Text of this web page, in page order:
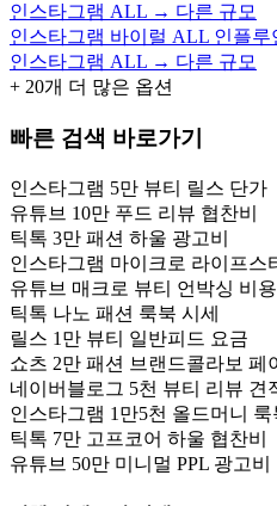
인스타그램 ALL → 다른 규모
인스타그램 바이럴 ALL 인플루
인스타그램 ALL → 다른 규모
+ 20개 더 많은 옵션
빠른 검색 바로가기
인스타그램 5만 뷰티 릴스 단가
유튜브 10만 푸드 리뷰 협찬비
틱톡 3만 패션 하울 광고비
인스타그램 마이크로 라이프스
유튜브 매크로 뷰티 언박싱 비용
틱톡 나노 패션 룩북 시세
릴스 1만 뷰티 일반피드 요금
쇼츠 2만 패션 브랜드콜라보 페이
네이버블로그 5천 뷰티 리뷰 견
인스타그램 1만5천 올드머니
틱톡 7만 고프코어 하울 협찬비
유튜브 50만 미니멀 PPL 광고비